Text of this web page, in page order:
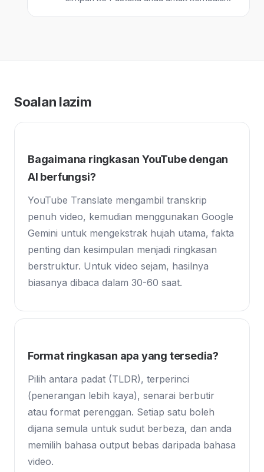
Soalan lazim
Bagaimana ringkasan YouTube dengan
AI berfungsi?
YouTube Translate mengambil transkrip
penuh video, kemudian menggunakan Google
Gemini untuk mengekstrak hujah utama, fakta
penting dan kesimpulan menjadi ringkasan
berstruktur. Untuk video sejam, hasilnya
biasanya dibaca dalam 30-60 saat.
Format ringkasan apa yang tersedia?
Pilih antara padat (TLDR), terperinci
(penerangan lebih kaya), senarai berbutir
atau format perenggan. Setiap satu boleh
dijana semula untuk sudut berbeza, dan anda
memilih bahasa output bebas daripada bahasa
video.